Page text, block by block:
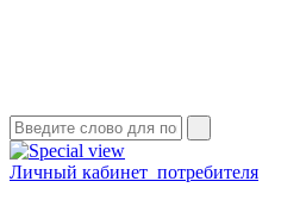
Личный кабинет потребителя